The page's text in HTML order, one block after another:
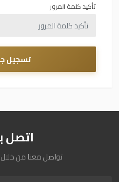
تأكيد كلمة المرور
تسجيل
اتصل
تواصل معنا من خلال